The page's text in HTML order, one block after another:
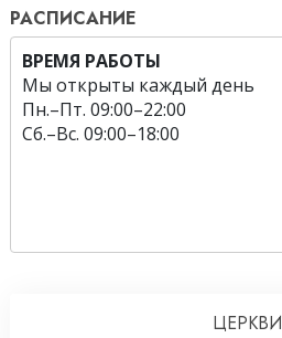
РАСПИСАНИЕ
ВРЕМЯ РАБОТЫ
Мы открыты каждый день
Пн.–Пт. 09:00–22:00
Сб.–Вс. 09:00–18:00
ЦЕРКВИ